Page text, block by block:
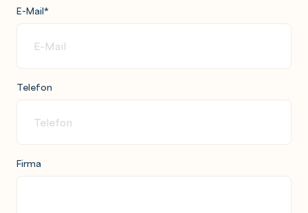
E-Mail*
Telefon
Firma